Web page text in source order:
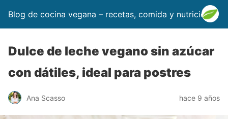
Blog de cocina vegana – recetas, comida y nutrición
Dulce de leche vegano sin azúcar
con dátiles, ideal para postres
Ana Scasso hace 9 años